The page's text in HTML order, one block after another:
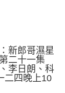
新郎哥濕星
二十一集
李日朗、科
四晚上10